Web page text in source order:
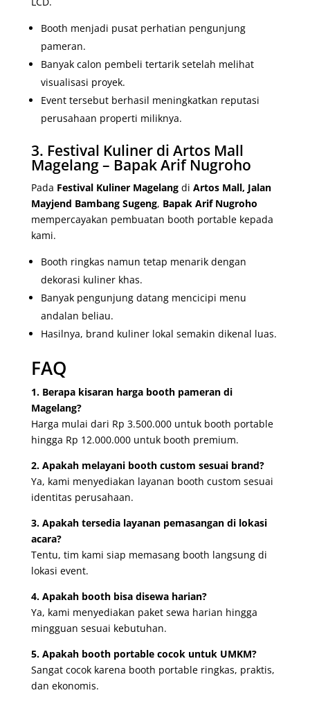
Booth menjadi pusat perhatian pengunjung
pameran.
Banyak calon pembeli tertarik setelah melihat
visualisasi proyek.
Event tersebut berhasil meningkatkan reputasi
perusahaan properti miliknya.
3. Festival Kuliner di Artos Mall
Magelang – Bapak Arif Nugroho
Pada Festival Kuliner Magelangdi Artos Mall, Jalan
Mayjend Bambang Sugeng, Bapak Arif Nugroho
mempercayakan pembuatan booth portable kepada
kami.
Booth ringkas namun tetap menarik dengan
dekorasi kuliner khas.
Banyak pengunjung datang mencicipi menu
andalan beliau.
Hasilnya, brand kuliner lokal semakin dikenal luas.
FAQ
1. Berapa kisaran harga booth pameran di
Magelang?
Harga mulai dari Rp 3.500.000 untuk booth portable
hingga Rp 12.000.000 untuk booth premium.
2. Apakah melayani booth custom sesuai brand?
Ya, kami menyediakan layanan booth custom sesuai
identitas perusahaan.
3. Apakah tersedia layanan pemasangan di lokasi
acara?
Tentu, tim kami siap memasang booth langsung di
lokasi event.
4. Apakah booth bisa disewa harian?
Ya, kami menyediakan paket sewa harian hingga
mingguan sesuai kebutuhan.
5. Apakah booth portable cocok untuk UMKM?
Sangat cocok karena booth portable ringkas, praktis,
dan ekonomis.